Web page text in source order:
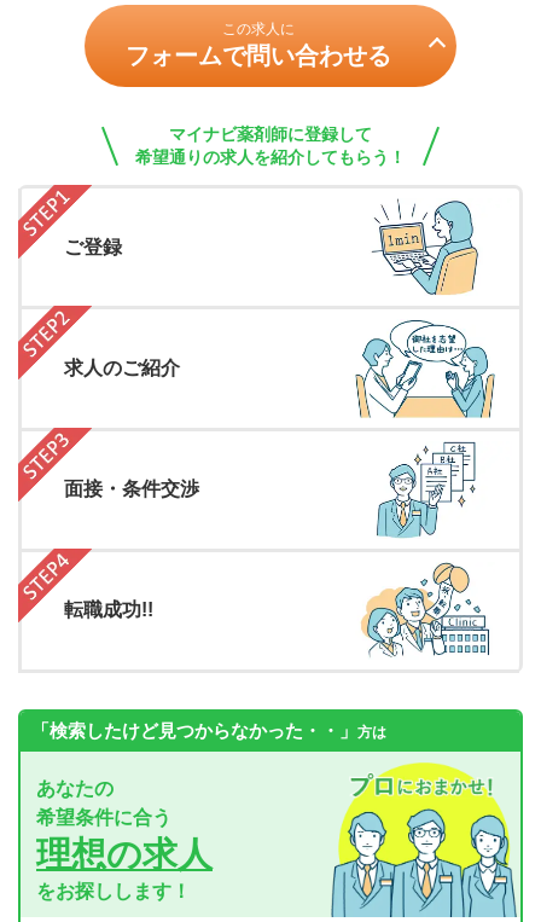
この求人に
フォームで問い合わせる
マイナビ薬剤師に登録して
希望通りの求人を紹介してもらう！
ご登録
求人のご紹介
面接・条件交渉
転職成功!!
「検索したけど見つからなかった・・」 方は
あなたの
希望条件に合う
理想の求人
をお探しします！